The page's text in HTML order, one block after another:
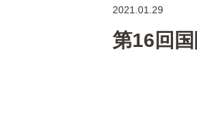
2021.01.29
第16回